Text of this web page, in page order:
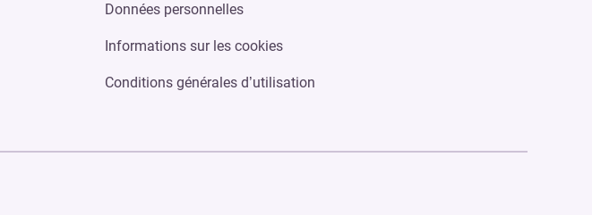
Données personnelles
Informations sur les cookies
Conditions générales d’utilisation